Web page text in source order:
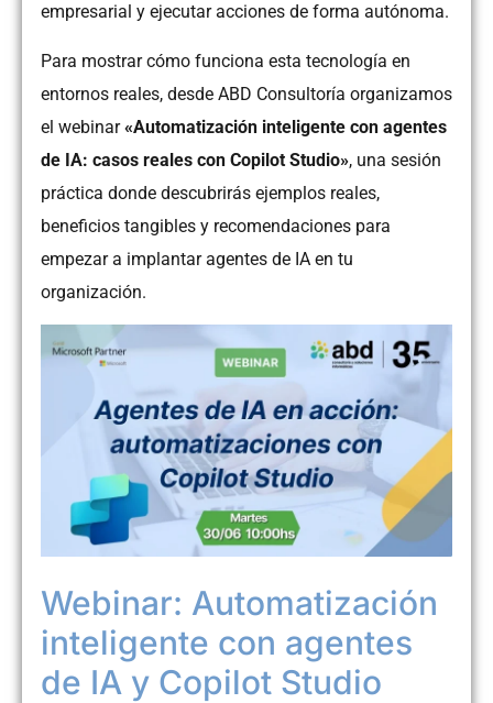
empresarial y ejecutar acciones de forma autónoma.
Para mostrar cómo funciona esta tecnología en
entornos reales, desde ABD Consultoría organizamos
el webinar«Automatización inteligente con agentes
de IA: casos reales con Copilot Studio», una sesión
práctica donde descubrirás ejemplos reales,
beneficios tangibles y recomendaciones para
empezar a implantar agentes de IA en tu
organización.
Webinar: Automatización
inteligente con agentes
de IA y Copilot Studio